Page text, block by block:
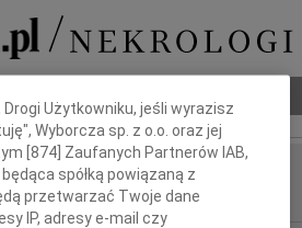
Donath
Użytkowniku, jeśli wyrazisz
Wyborcza sp. z o.o. oraz jej
[874 ] Zaufanych Partnerów IAB,
spółką powiązaną z
przetwarzać Twoje dane
IP, adresy e-mail czy